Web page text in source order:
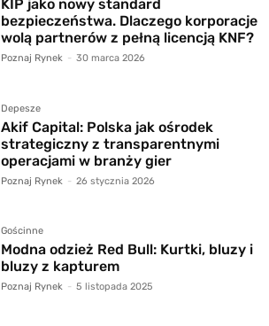
KIP jako nowy standard
bezpieczeństwa. Dlaczego korporacje
wolą partnerów z pełną licencją KNF?
Poznaj Rynek - 30 marca 2026
Depesze
Akif Capital: Polska jak ośrodek
strategiczny z transparentnymi
operacjami w branży gier
Poznaj Rynek - 26 stycznia 2026
Gościnne
Modna odzież Red Bull: Kurtki, bluzy i
bluzy z kapturem
Poznaj Rynek - 5 listopada 2025